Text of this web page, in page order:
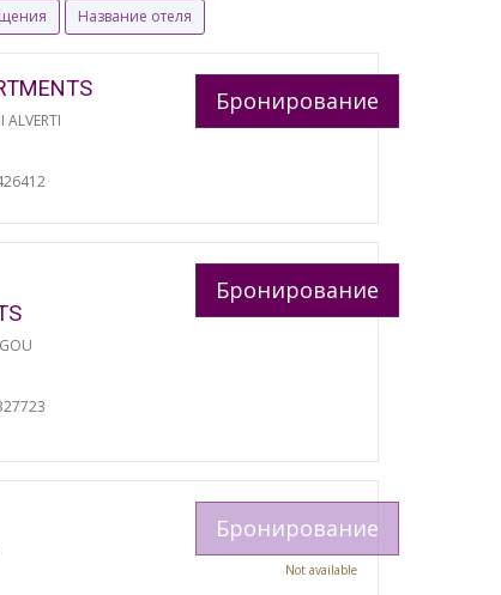
Название отеля
Бронирование
Бронирование
Бронирование
Not available